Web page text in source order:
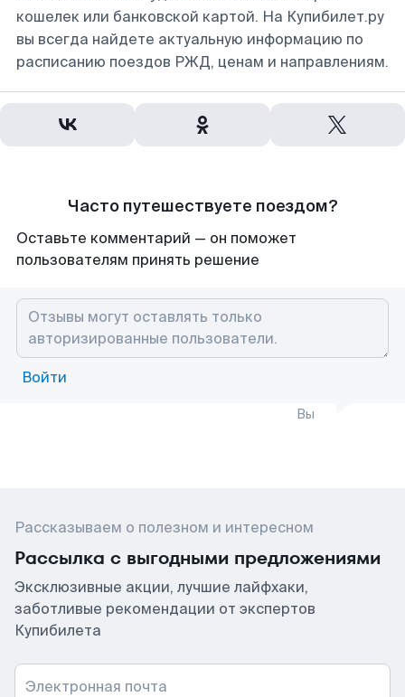
кошелек или банковской картой. На Купибилет.ру
вы всегда найдете актуальную информацию по
расписанию поездов РЖД, ценам и направлениям.
Часто путешествуете поездом?
Оставьте комментарий — он поможет
пользователям принять решение
Войти
Вы
Рассказываем о полезном и интересном
Рассылка с выгодными предложениями
Эксклюзивные акции, лучшие лайфхаки,
заботливые рекомендации от экспертов
Купибилета
Электронная почта